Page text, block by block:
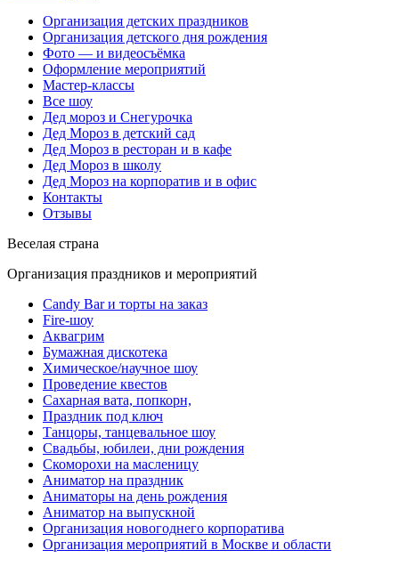
Организация детских праздников
Организация детского дня рождения
Фото — и видеосъёмка
Оформление мероприятий
Мастер-классы
Все шоу
Дед мороз и Снегурочка
Дед Мороз в детский сад
Дед Мороз в ресторан и в кафе
Дед Мороз в школу
Дед Мороз на корпоратив и в офис
Контакты
Отзывы
Веселая страна
Организация праздников и мероприятий
Candy Bar и торты на заказ
Fire-шоу
Аквагрим
Бумажная дискотека
Химическое/научное шоу
Проведение квестов
Сахарная вата, попкорн,
Праздник под ключ
Танцоры, танцевальное шоу
Свадьбы, юбилеи, дни рождения
Скоморохи на масленицу
Аниматор на праздник
Аниматоры на день рождения
Аниматор на выпускной
Организация новогоднего корпоратива
Организация мероприятий в Москве и области